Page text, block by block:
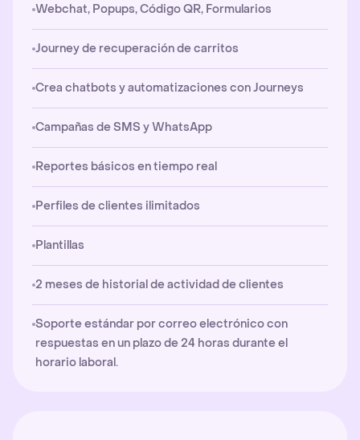
Webchat, Popups, Código QR, Formularios
Journey de recuperación de carritos
Crea chatbots y automatizaciones con Journeys
Campañas de SMS y WhatsApp
Reportes básicos en tiempo real
Perfiles de clientes ilimitados
Plantillas
2 meses de historial de actividad de clientes
Soporte estándar por correo electrónico con
respuestas en un plazo de 24 horas durante el
horario laboral.